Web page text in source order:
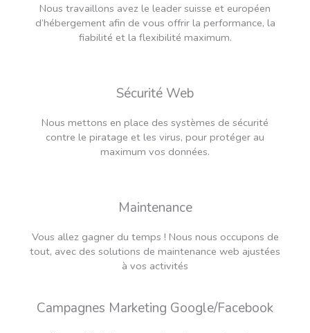
Nous travaillons avez le leader suisse et européen
d’hébergement afin de vous offrir la performance, la
fiabilité et la flexibilité maximum.
Sécurité Web
Nous mettons en place des systèmes de sécurité
contre le piratage et les virus, pour protéger au
maximum vos données.
Maintenance
Vous allez gagner du temps ! Nous nous occupons de
tout, avec des solutions de maintenance web ajustées
à vos activités
Campagnes Marketing Google/Facebook